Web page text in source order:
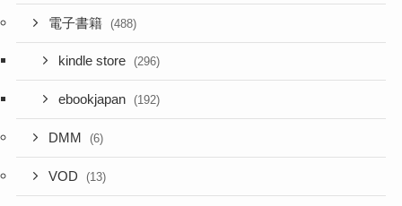
電子書籍 (488)
kindle store (296)
ebookjapan (192)
DMM (6)
VOD (13)